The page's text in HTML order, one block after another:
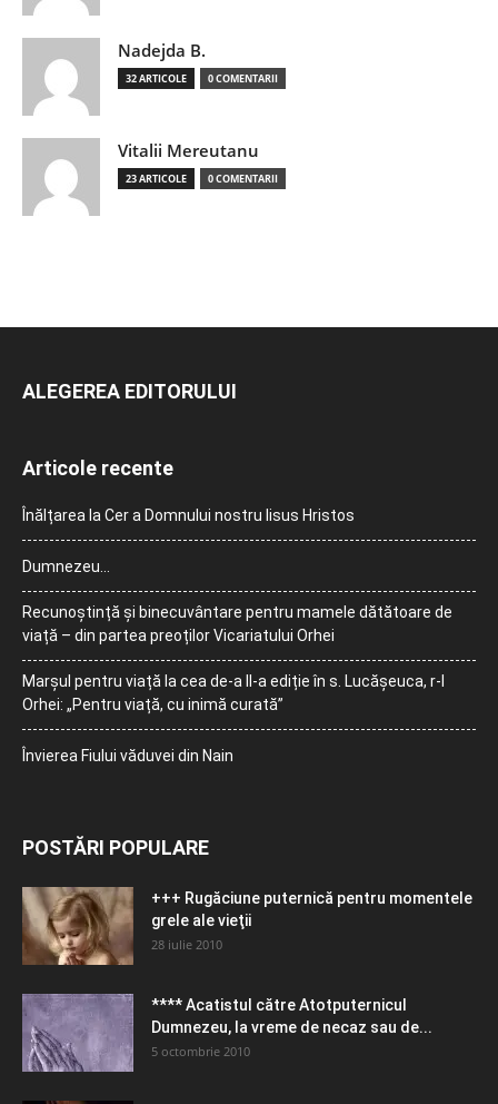
Nadejda B.
32 ARTICOLE 0 COMENTARII
Vitalii Mereutanu
23 ARTICOLE 0 COMENTARII
ALEGEREA EDITORULUI
Articole recente
Înălțarea la Cer a Domnului nostru Iisus Hristos
Dumnezeu…
Recunoștință și binecuvântare pentru mamele dătătoare de
viață – din partea preoților Vicariatului Orhei
Marșul pentru viață la cea de-a II-a ediție în s. Lucășeuca, r-l
Orhei: „Pentru viață, cu inimă curată”
Învierea Fiului văduvei din Nain
POSTĂRI POPULARE
+++ Rugăciune puternică pentru momentele
grele ale vieţii
28 iulie 2010
**** Acatistul către Atotputernicul
Dumnezeu, la vreme de necaz sau de...
5 octombrie 2010